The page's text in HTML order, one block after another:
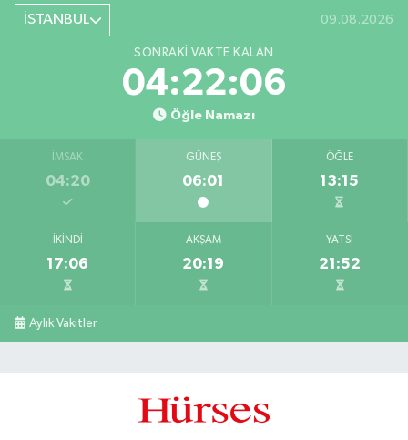
İSTANBUL 09.08.2026
SONRAKI VAKTE KALAN
04:22:06
Öğle Namazı
İMSAK
04:20
GÜNEŞ
06:01
ÖĞLE
13:15
İKINDI
17:06
AKŞAM
20:19
YATSI
21:52
Aylık Vakitler